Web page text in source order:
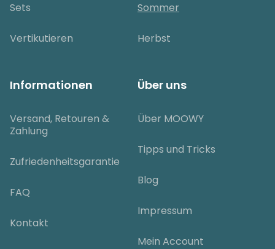
Sets
Vertikutieren
Sommer
Herbst
Informationen
Versand, Retouren &
Zahlung
Zufriedenheitsgarantie
FAQ
Kontakt
Über uns
Über MOOWY
Tipps und Tricks
Blog
Impressum
Mein Account